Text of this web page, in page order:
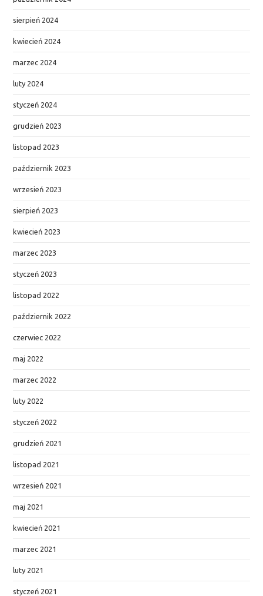
sierpień 2024
kwiecień 2024
marzec 2024
luty 2024
styczeń 2024
grudzień 2023
listopad 2023
październik 2023
wrzesień 2023
sierpień 2023
kwiecień 2023
marzec 2023
styczeń 2023
listopad 2022
październik 2022
czerwiec 2022
maj 2022
marzec 2022
luty 2022
styczeń 2022
grudzień 2021
listopad 2021
wrzesień 2021
maj 2021
kwiecień 2021
marzec 2021
luty 2021
styczeń 2021